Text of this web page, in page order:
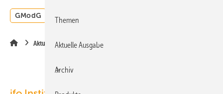
GModG Wärmepumpe
Aktuelle Meldung
Themen
Aktuelle Ausgabe
Archiv